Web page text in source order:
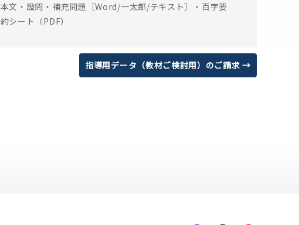
本文・設問・補充問題［Word/一太郎/テキスト］・百字要
約シート（PDF）
指導用データ（教材ご検討用）のご請求 →